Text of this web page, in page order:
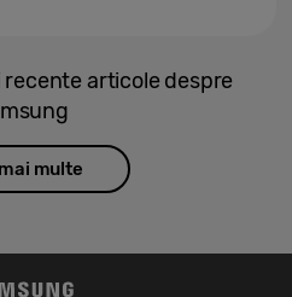
recente articole despre
multe